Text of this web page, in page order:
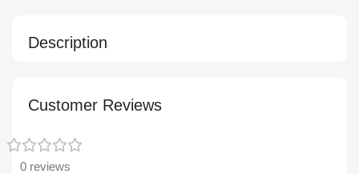
Description
Customer Reviews
0 reviews